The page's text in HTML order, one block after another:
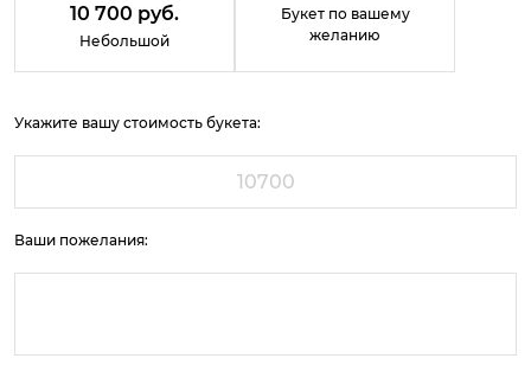
10 700 руб.
Небольшой
Букет по вашему
желанию
Укажите вашу стоимость букета:
Ваши пожелания: